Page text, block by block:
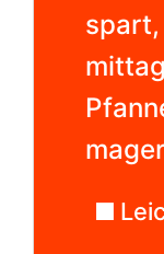
mager